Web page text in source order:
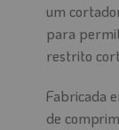
um
para
restrito
Fabricada
de